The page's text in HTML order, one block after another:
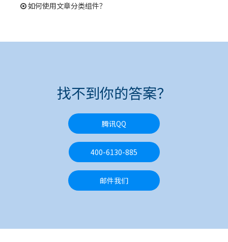
如何使用文章分类组件？
找不到你的答案？
腾讯QQ
400-6130-885
邮件我们